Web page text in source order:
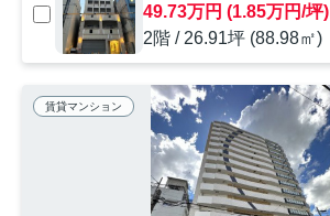
49.73万円 (1.85万円/坪)
2階 / 26.91坪 (88.98㎡)
賃貸マンション